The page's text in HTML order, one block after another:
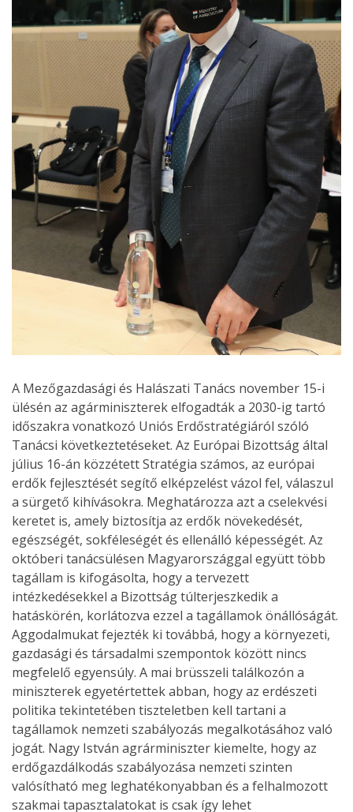
A Mezőgazdasági és Halászati Tanács november 15-i
ülésén az agárminiszterek elfogadták a 2030-ig tartó
időszakra vonatkozó Uniós Erdőstratégiáról szóló
Tanácsi következtetéseket. Az Európai Bizottság által
július 16-án közzétett Stratégia számos, az európai
erdők fejlesztését segítő elképzelést vázol fel, válaszul
a sürgető kihívásokra. Meghatározza azt a cselekvési
keretet is, amely biztosítja az erdők növekedését,
egészségét, sokféleségét és ellenálló képességét. Az
októberi tanácsülésen Magyarországgal együtt több
tagállam is kifogásolta, hogy a tervezett
intézkedésekkel a Bizottság túlterjeszkedik a
hatáskörén, korlátozva ezzel a tagállamok önállóságát.
Aggodalmukat fejezték ki továbbá, hogy a környezeti,
gazdasági és társadalmi szempontok között nincs
megfelelő egyensúly. A mai brüsszeli találkozón a
miniszterek egyetértettek abban, hogy az erdészeti
politika tekintetében tiszteletben kell tartani a
tagállamok nemzeti szabályozás megalkotásához való
jogát. Nagy István agrárminiszter kiemelte, hogy az
erdőgazdálkodás szabályozása nemzeti szinten
valósítható meg leghatékonyabban és a felhalmozott
szakmai tapasztalatokat is csak így lehet